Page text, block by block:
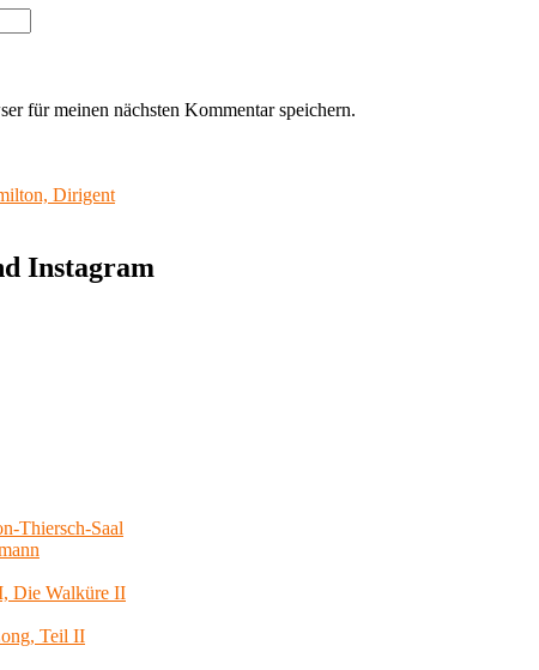
für meinen nächsten Kommentar speichern.
Dirigent
Instagram
Thiersch-Saal
Die Walküre II
Teil II